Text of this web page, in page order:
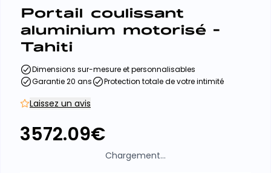
Portail coulissant
aluminium motorisé -
Tahiti
Dimensions sur-mesure et personnalisables
Garantie 20 ans
Protection totale de votre intimité
Laissez un avis
3572.09€
Chargement...